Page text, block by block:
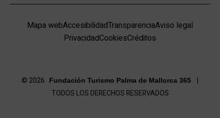
Mapa webAccesibilidadTransparenciaAviso legal
PrivacidadCookiesCréditos
© 2026 Fundación Turismo Palma de Mallorca 365
|
TODOS LOS DERECHOS RESERVADOS